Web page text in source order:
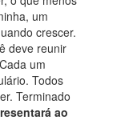
um
crescer.
deve reunir
um
Todos
Terminado
ao